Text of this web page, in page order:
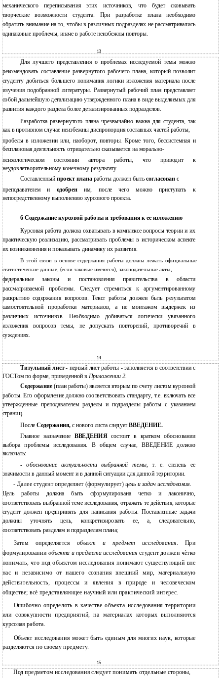
механического переписывания этих источников, что будет сковывать
творческие возможности студента. При разработке плана необходимо
обратить внимание на то, чтобы в различных подразделах не рассматривались
одинаковые проблемы, иначе в работе неизбежны повторы.
13
Для лучшего представления о проблемах исследуемой темы можно
рекомендовать составление развернутого рабочего плана, который позволит
студенту добиться большего понимания логики изложения материала после
изучения подобранной литературы. Развернутый рабочий план представляет
собой дальнейшую детализацию утвержденного плана в виде выделяемых для
развития каждого раздела более детализированных подразделов.
Разработка развернутого плана чрезвычайно важна для студента, так
как в противном случае неизбежны диспропорция составных частей работы,
пробелы в изложении или, наоборот, повторы. Кроме того, бессистемная и
бесплановая деятельность отрицательно сказывается на морально-
психологическом состоянии автора работы, что приводит к
неудовлетворительному конечному результату.
Составленныйпроект планаработы должен бытьсогласован с
преподавателем и одобрен им, после чего можно приступать к
непосредственному выполнению курсового проекта.
6 Содержание курсовой работы и требования к ее изложению
Курсовая работа должна охватывать в комплексе вопросы теории и их
практическую реализацию, рассматривать проблемы в историческом аспекте
их возникновения и показывать динамику их развития.
В этой связи в основе содержания работы должны лежать официальные
статистические данные, (если таковые имеются), законодательные акты,
федеральные законы и постановления правительства в области
рассматриваемой проблемы. Следует стремиться к аргументированному
раскрытию содержания вопросов. Текст работы должен быть результатом
самостоятельной проработки материалов, а не монтажом выдержек из
различных источников. Необходимо добиваться логически увязанного
изложения вопросов темы, не допускать повторений, противоречий в
суждениях.
14
Титульный лист- первый лист работы - заполняется в соответствии с
ГОСТом по форме, приведенной в Приложении 2.
Содержание (план работы) является вторым по счету листом курсовой
работы. Его оформление должно соответствовать стандарту т.е. включать все
утвержденные преподавателем разделы и подразделы работы с указанием
страниц.
ПослеСодержания,с нового листа следуетВВЕДЕНИЕ.
Главное назначение ВВЕДЕНИЯсостоит в кратком обосновании
выбора проблемы исследования. В общем случае, ВВЕДЕНИЕ должно
включать:
-обоснование актуальности выбранной темы,т. е. степень ее
значимости в данный момент и в данной ситуации для данной территории.
- Далее студент определяет (формулирует)цель и задач исследования.
Цель работы должна быть сформулирована четко и лаконично,
соответствовать выбранной теме исследования, отражать те действия, которые
студент должен предпринять для написания работы. Поставленные задачи
должны уточнять цель, конкретизировать ее, а, следовательно,
соответствовать разделам и подразделам плана;
Затем определяется объект и предмет исследования . При
формулировании объекта и предмета исследования студент должен чѐтко
понимать, что под объектом исследования понимают существующий вне
нас и независимо от нашего сознания внешний мир, материальную
действительность, процессы и явления в природе и человеческом
обществе; всѐ представляющее научный или практический интерес.
Ошибочно определять в качестве объекта исследования территории
или совокупности предприятий, на материалах которых выполняются
курсовая работа.
Объект исследования может быть единым для многих наук, которые
разделяются по своему предмету.
15
Под предметом исследования следует понимать отдельные стороны,